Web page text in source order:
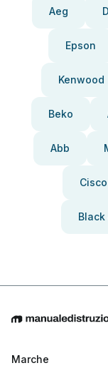
Aeg
Epson
Kenwood
Beko
Abb
Cisco
Black
Marche